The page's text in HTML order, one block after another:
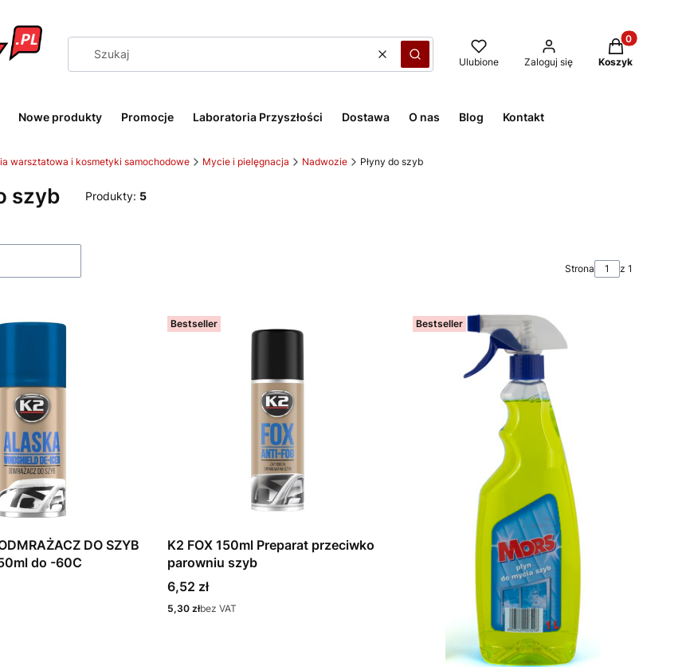
WyczyśćSzukaj Ulubione Zaloguj się
Produkty w
Koszyk
Nowe produkty Promocje Laboratoria Przyszłości Dostawa O nas Blog Kontakt
warsztatowa i kosmetyki samochodowe Mycie i pielęgnacja Nadwozie Płyny do szyb
szyb Produkty: 5
Strona z 1
DO SZYB
do -60C
Bestseller
K2 FOX 150ml Preparat przeciwko
parowniu szyb
Cena
6,52 zł
Cena
5,30 złbez VAT
Bestseller